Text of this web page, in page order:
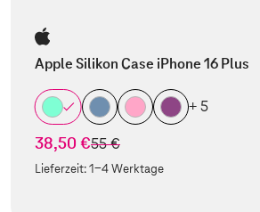
Apple Silikon Case iPhone 16 Plus
+ 5
38,50 €statt
55 €
Lieferzeit:1-4 Werktage